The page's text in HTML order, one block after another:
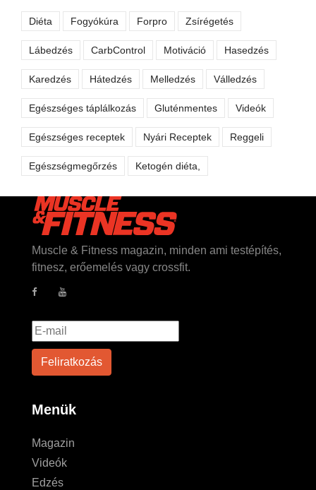
Diéta Fogyókúra Forpro Zsírégetés
Lábedzés CarbControl Motiváció Hasedzés
Karedzés Hátedzés Melledzés Válledzés
Egészséges táplálkozás Gluténmentes Videók
Egészséges receptek Nyári Receptek Reggeli
Egészségmegőrzés Ketogén diéta,
Muscle & Fitness magazin, minden ami testépítés,
fitnesz, erőemelés vagy crossfit.
Menük
Magazin
Videók
Edzés